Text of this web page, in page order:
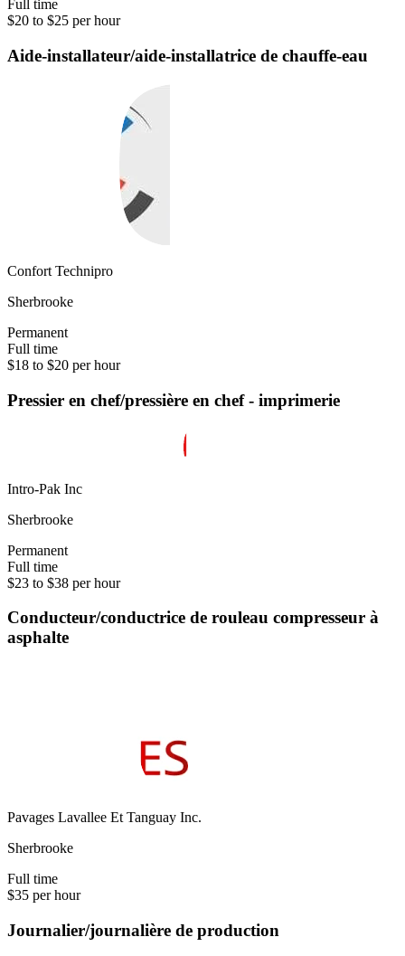
Full time
$20 to $25 per hour
Aide-installateur/aide-installatrice de chauffe-eau
Confort Technipro
Sherbrooke
Permanent
Full time
$18 to $20 per hour
Pressier en chef/pressière en chef - imprimerie
Intro-Pak Inc
Sherbrooke
Permanent
Full time
$23 to $38 per hour
Conducteur/conductrice de rouleau compresseur à
asphalte
Pavages Lavallee Et Tanguay Inc.
Sherbrooke
Full time
$35 per hour
Journalier/journalière de production